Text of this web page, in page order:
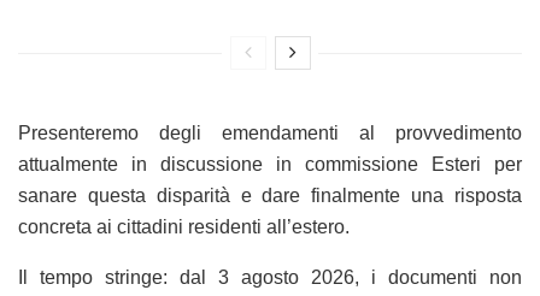
Presenteremo degli emendamenti al provvedimento
attualmente in discussione in commissione Esteri per
sanare questa disparità e dare finalmente una risposta
concreta ai cittadini residenti all’estero.
Il tempo stringe: dal 3 agosto 2026, i documenti non